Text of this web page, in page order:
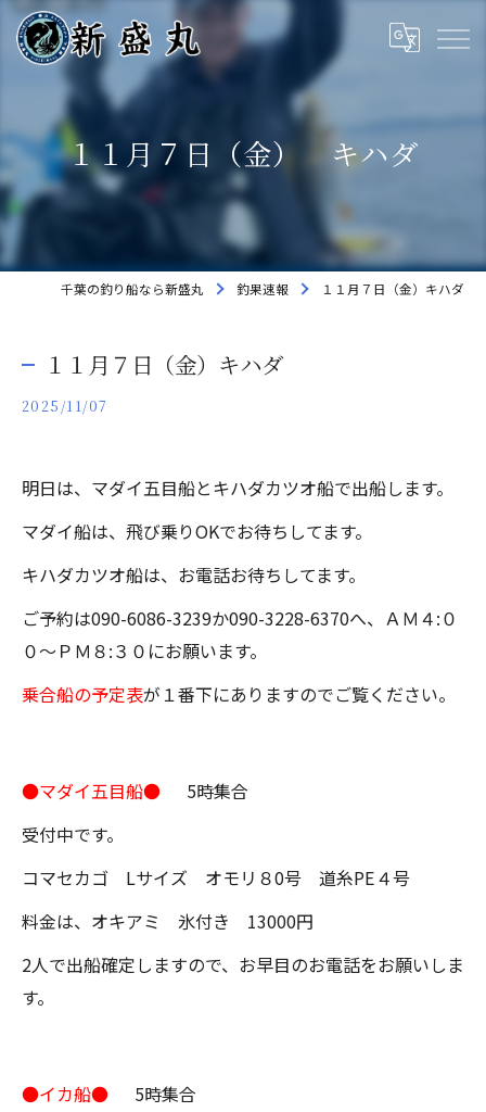
１１月７日（金） キハダ
千葉の釣り船なら新盛丸 釣果速報 １１月７日（金）キハダ
１１月７日（金）キハダ
2025/11/07
明日は、マダイ五目船とキハダカツオ船で出船します。
マダイ船は、飛び乗りOKでお待ちしてます。
キハダカツオ船は、お電話お待ちしてます。
ご予約は090-6086-3239か090-3228-6370へ、ＡＭ４:０
０～ＰＭ８:３０にお願います。
乗合船の予定表が１番下にありますのでご覧ください。
●マダイ五目船● 5時集合
受付中です。
コマセカゴ Lサイズ オモリ８0号 道糸PE４号
料金は、オキアミ 氷付き 13000円
2人で出船確定しますので、お早目のお電話をお願いしま
す。
●イカ船●
5時集合